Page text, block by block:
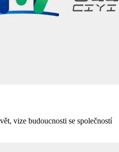
vize budoucnosti se společností